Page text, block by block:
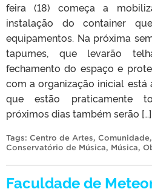
feira (18) começa a
instalação do container
equipamentos. Na próxima
tapumes, que levarão
fechamento do espaço e
com a organização inicial está
que estão praticamente
próximos dias também serão […]
Tags: Centro de Artes, Comunidade,
Conservatório de Música, Música,
Faculdade de